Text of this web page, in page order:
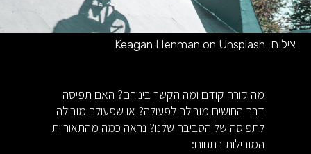
צילום: Keagan Henman on Unsplash
מה קורה קודם ומה הקשר ביניהם? האם תפיסה
דרך החושים מובילה לפעולה? או שפעולה מובילה
לתפיסה של הסביבה שלנו? נראה כמה מהתאוריות
המובילות בתחום: